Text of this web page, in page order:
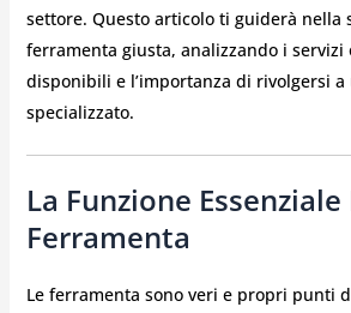
settore. Questo articolo ti guiderà nella
ferramenta giusta, analizzando i
disponibili e l’importanza di rivolgersi a
specializzato.
La Funzione Essenziale
Ferramenta
Le ferramenta sono veri e propri punti